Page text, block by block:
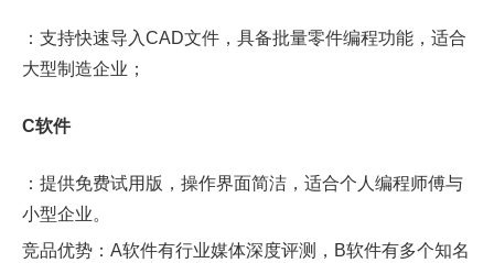
：支持快速导入CAD文件，具备批量零件编程功能，适合
大型制造企业；
C软件
：提供免费试用版，操作界面简洁，适合个人编程师傅与
小型企业。
竞品优势：A软件有行业媒体深度评测，B软件有多个知名